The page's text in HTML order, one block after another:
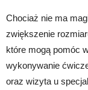
Chociaż nie ma
zwiększenie
które mogą pomóc
wykonywanie
oraz wizyta u